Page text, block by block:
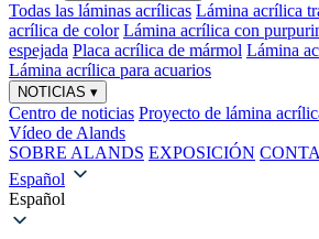
Todas las láminas acrílicas Lámina acrílica
acrílica de color Lámina acrílica con
espejada Placa acrílica de mármol Lámina
Lámina acrílica para acuarios
NOTICIAS ▾
Centro de noticias Proyecto de lámina
Vídeo de Alands
SOBRE ALANDS EXPOSICIÓN
Español
Español